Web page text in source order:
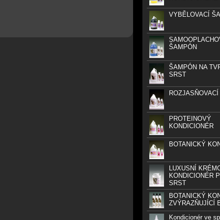
VYBĚLOVACÍ
ŠAMPÓN
ŠAMPÓN NA
SRST
PROTEINOVÝ
KONDICIONÉR
BOTANICKÝ
LUXUSNÍ
KONDICIONÉR
SRST
BOTANICKÝ
ZVÝRAZŇUJÍCÍ
Kondicionér ve